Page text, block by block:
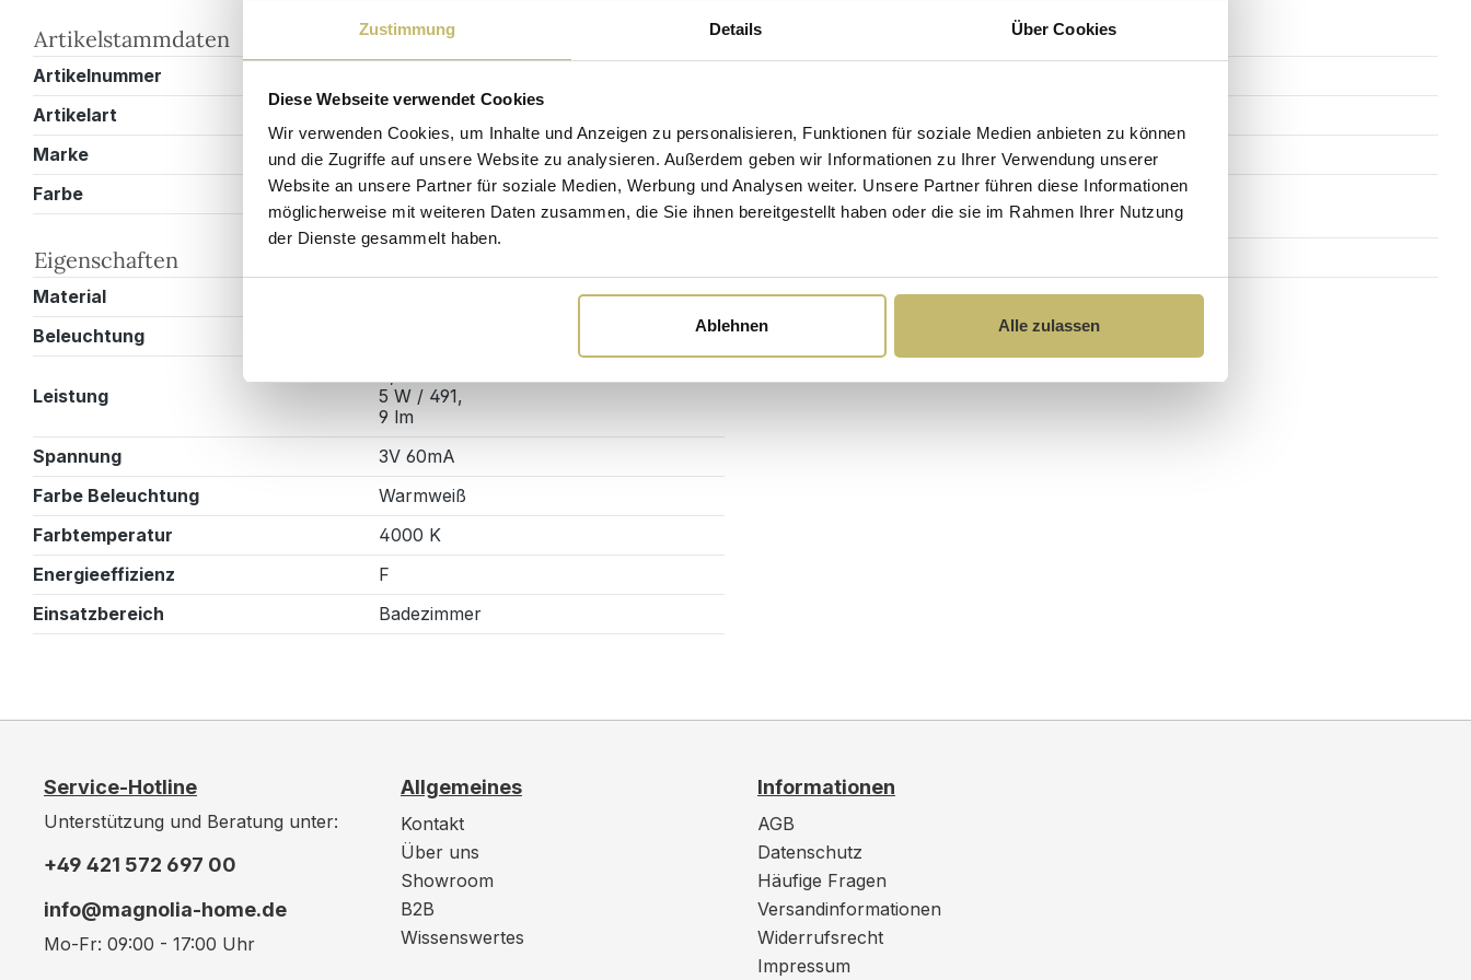
Zustimmung Details Über Cookies
Diese Webseite verwendet Cookies
Wir verwenden Cookies, um Inhalte und Anzeigen zu personalisieren, Funktionen für soziale Medien anbieten zu können
und die Zugriffe auf unsere Website zu analysieren. Außerdem geben wir Informationen zu Ihrer Verwendung unserer
Website an unsere Partner für soziale Medien, Werbung und Analysen weiter. Unsere Partner führen diese Informationen
möglicherweise mit weiteren Daten zusammen, die Sie ihnen bereitgestellt haben oder die sie im Rahmen Ihrer Nutzung
der Dienste gesammelt haben.
Ablehnen Alle zulassen
Artikelstammdaten
Artikelnummer
Artikelart
Marke
Magnolia Home
Farbe
Chrom
Eigenschaften
Material
Beleuchtung
Leistung
5 W / 491,
9 lm
Spannung
3V 60mA
Farbe Beleuchtung
Warmweiß
Farbtemperatur
4000 K
Energieeffizienz
F
Einsatzbereich
Badezimmer
Maßangaben
Höhe
4,2 cm
Montage & Lieferung
Service-Hotline
Unterstützung und Beratung unter:
+49 421 572 697 00
info@magnolia-home.de
Mo-Fr: 09:00 - 17:00 Uhr
Allgemeines
Kontakt
Über uns
Showroom
B2B
Wissenswertes
Informationen
AGB
Datenschutz
Häufige Fragen
Versandinformationen
Widerrufsrecht
Impressum